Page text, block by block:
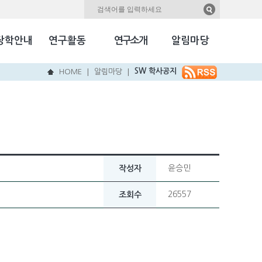
학안내 연구활동 연구소개 알림마당
국민NEW & HOT
HOME 알림마당 SW 학사공지
작성자 윤승민
조회수 26557